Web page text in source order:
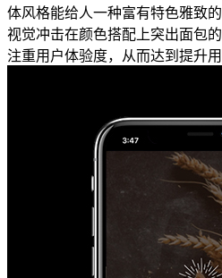
体风格能给人一种富有特色雅致
视觉冲击在颜色搭配上突出面包
注重用户体验度，从而达到提升用